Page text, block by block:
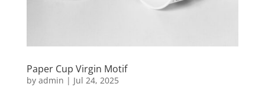
Paper Cup Virgin Motif
by admin | Jul 24, 2025